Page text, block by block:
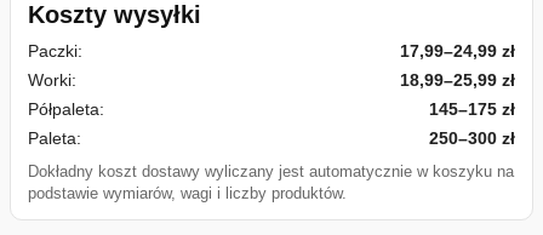
Koszty wysyłki
Paczki:
17,99–24,99 zł
Worki:
18,99–25,99 zł
Półpaleta:
145–175 zł
Paleta:
250–300 zł
Dokładny koszt dostawy wyliczany jest automatycznie w koszyku na
podstawie wymiarów, wagi i liczby produktów.